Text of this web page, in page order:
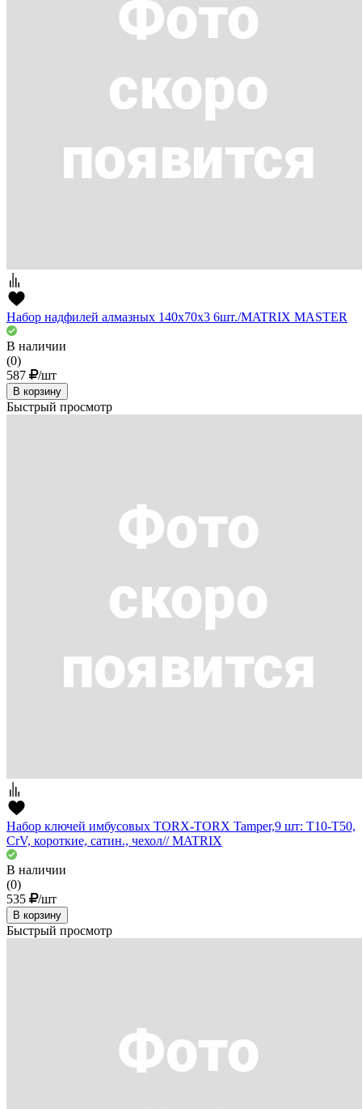
Набор надфилей алмазных 140х70х3 6шт./MATRIX MASTER
В наличии
(0)
587
/шт
В корзину
Быстрый просмотр
Набор ключей имбусовых TORX-TORX Tamper,9 шт: T10-T50,
CrV, короткие, сатин., чехол// MATRIX
В наличии
(0)
535
/шт
В корзину
Быстрый просмотр